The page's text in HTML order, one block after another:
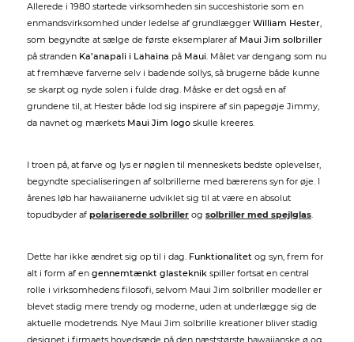
Allerede i 1980 startede virksomheden sin succeshistorie som en
enmandsvirksomhed under ledelse af grundlægger William Hester,
som begyndte at sælge de første eksemplarer af Maui Jim solbriller
på stranden Ka’anapali i Lahaina på Maui. Målet var dengang som nu
at fremhæve farverne selv i badende sollys, så brugerne både kunne
se skarpt og nyde solen i fulde drag. Måske er det også en af
grundene til, at Hester både lod sig inspirere af sin papegøje Jimmy,
da navnet og mærkets Maui Jim logo skulle kreeres.
I troen på, at farve og lys er nøglen til menneskets bedste oplevelser,
begyndte specialiseringen af solbrillerne med bærerens syn for øje. I
årenes løb har hawaiianerne udviklet sig til at være en absolut
topudbyder af polariserede solbriller og solbriller med spejlglas.
Dette har ikke ændret sig op til i dag. Funktionalitet og syn, frem for
alt i form af en gennemtænkt glasteknik spiller fortsat en central
rolle i virksomhedens filosofi, selvom Maui Jim solbriller modeller er
blevet stadig mere trendy og moderne, uden at underlægge sig de
aktuelle modetrends. Nye Maui Jim solbrille kreationer bliver stadig